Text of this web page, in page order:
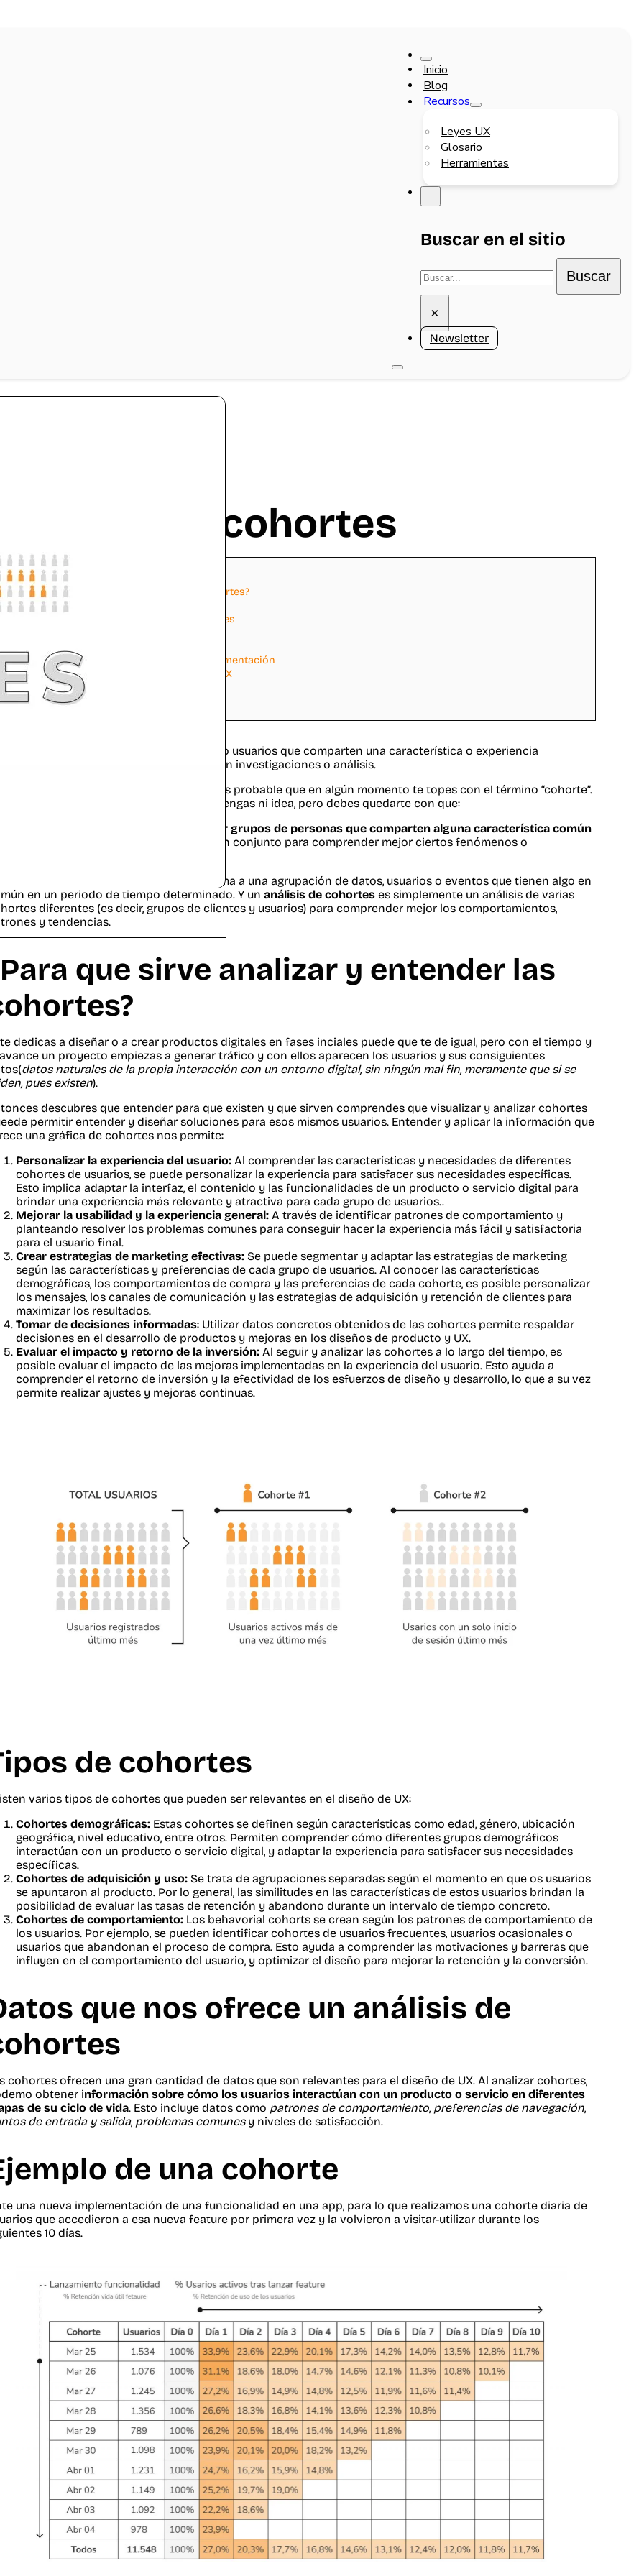
Inicio
Blog
Recursos
Leyes UX
Glosario
Herramientas
Buscar en el sitio
Buscar
×
Newsletter
son las cohortes
Contenidos
1 ¿Para que sirve analizar y entender las cohortes?
Tipos de cohortes
Datos que nos ofrece un análisis de cohortes
6 Diferencia entre análisis de cohortes y segmentación
7 Comprender las cohortes para mejorar la UX
8 Conclusión
8.1 Más enlaces de interés:
Una cohorte es un grupo de personas o usuarios que comparten una característica o experiencia
común y son estudiados en conjunto en investigaciones o análisis.
o trabajas en entornos digitales es probable que en algún momento te topes con el término “cohorte”.
que lo conozcas, te suene algo o no tengas ni idea, pero debes quedarte con que:
se utiliza para describir grupos de personas que comparten alguna característica común
pueden ser estudiados o analizados en conjunto para comprender mejor ciertos fenómenos o
es como se le llama a una agrupación de datos, usuarios o eventos que tienen algo en
en un periodo de tiempo determinado. Y unanálisis de cohortes es simplemente un análisis de varias
diferentes (es decir, grupos de clientes y usuarios) para comprender mejor los comportamientos,
y tendencias.
que sirve analizar y entender las
dedicas a diseñar o a crear productos digitales en fases inciales puede que te de igual, pero con el tiempo y
un proyecto empiezas a generar tráfico y con ellos aparecen los usuarios y sus consiguientes
datos naturales de la propia interacción con un entorno digital, sin ningún mal fin, meramente que si se
pues existen).
descubres que entender para que existen y que sirven comprendes que visualizar y analizar cohortes
permitir entender y diseñar soluciones para esos mismos usuarios. Entender y aplicar la información que
una gráfica de cohortes nos permite:
Personalizar la experiencia del usuario: Al comprender las características y necesidades de diferentes
cohortes de usuarios, se puede personalizar la experiencia para satisfacer sus necesidades específicas.
Esto implica adaptar la interfaz, el contenido y las funcionalidades de un producto o servicio digital para
brindar una experiencia más relevante y atractiva para cada grupo de usuarios..
Mejorar la usabilidad y la experiencia general: A través de identificar patrones de comportamiento y
planteando resolver los problemas comunes para conseguir hacer la experiencia más fácil y satisfactoria
para el usuario final.
Crear estrategias de marketing efectivas: Se puede segmentar y adaptar las estrategias de marketing
según las características y preferencias de cada grupo de usuarios. Al conocer las características
demográficas, los comportamientos de compra y las preferencias de cada cohorte, es posible personalizar
los mensajes, los canales de comunicación y las estrategias de adquisición y retención de clientes para
maximizar los resultados.
Tomar de decisiones informadas: Utilizar datos concretos obtenidos de las cohortes permite respaldar
decisiones en el desarrollo de productos y mejoras en los diseños de producto y UX.
Evaluar el impacto y retorno de la inversión: Al seguir y analizar las cohortes a lo largo del tiempo, es
posible evaluar el impacto de las mejoras implementadas en la experiencia del usuario. Esto ayuda a
comprender el retorno de inversión y la efectividad de los esfuerzos de diseño y desarrollo, lo que a su vez
permite realizar ajustes y mejoras continuas.
de cohortes
varios tipos de cohortes que pueden ser relevantes en el diseño de UX:
Cohortes demográficas: Estas cohortes se definen según características como edad, género, ubicación
geográfica, nivel educativo, entre otros. Permiten comprender cómo diferentes grupos demográficos
interactúan con un producto o servicio digital, y adaptar la experiencia para satisfacer sus necesidades
específicas.
Cohortes de adquisición y uso: Se trata de agrupaciones separadas según el momento en que os usuarios
se apuntaron al producto. Por lo general, las similitudes en las características de estos usuarios brindan la
posibilidad de evaluar las tasas de retención y abandono durante un intervalo de tiempo concreto.
Cohortes de comportamiento: Los behavorial cohorts se crean según los patrones de comportamiento de
los usuarios. Por ejemplo, se pueden identificar cohortes de usuarios frecuentes, usuarios ocasionales o
usuarios que abandonan el proceso de compra. Esto ayuda a comprender las motivaciones y barreras que
influyen en el comportamiento del usuario, y optimizar el diseño para mejorar la retención y la conversión.
que nos ofrece un análisis de
cohortes ofrecen una gran cantidad de datos que son relevantes para el diseño de UX. Al analizar cohortes,
obtener información sobre cómo los usuarios interactúan con un producto o servicio en diferentes
de su ciclo de vida. Esto incluye datos como patrones de comportamiento, preferencias de navegación,
de entrada y salida, problemas comunesy niveles de satisfacción.
de una cohorte
una nueva implementación de una funcionalidad en una app, para lo que realizamos una cohorte diaria de
que accedieron a esa nueva feature por primera vez y la volvieron a visitar-utilizar durante los
10 días.